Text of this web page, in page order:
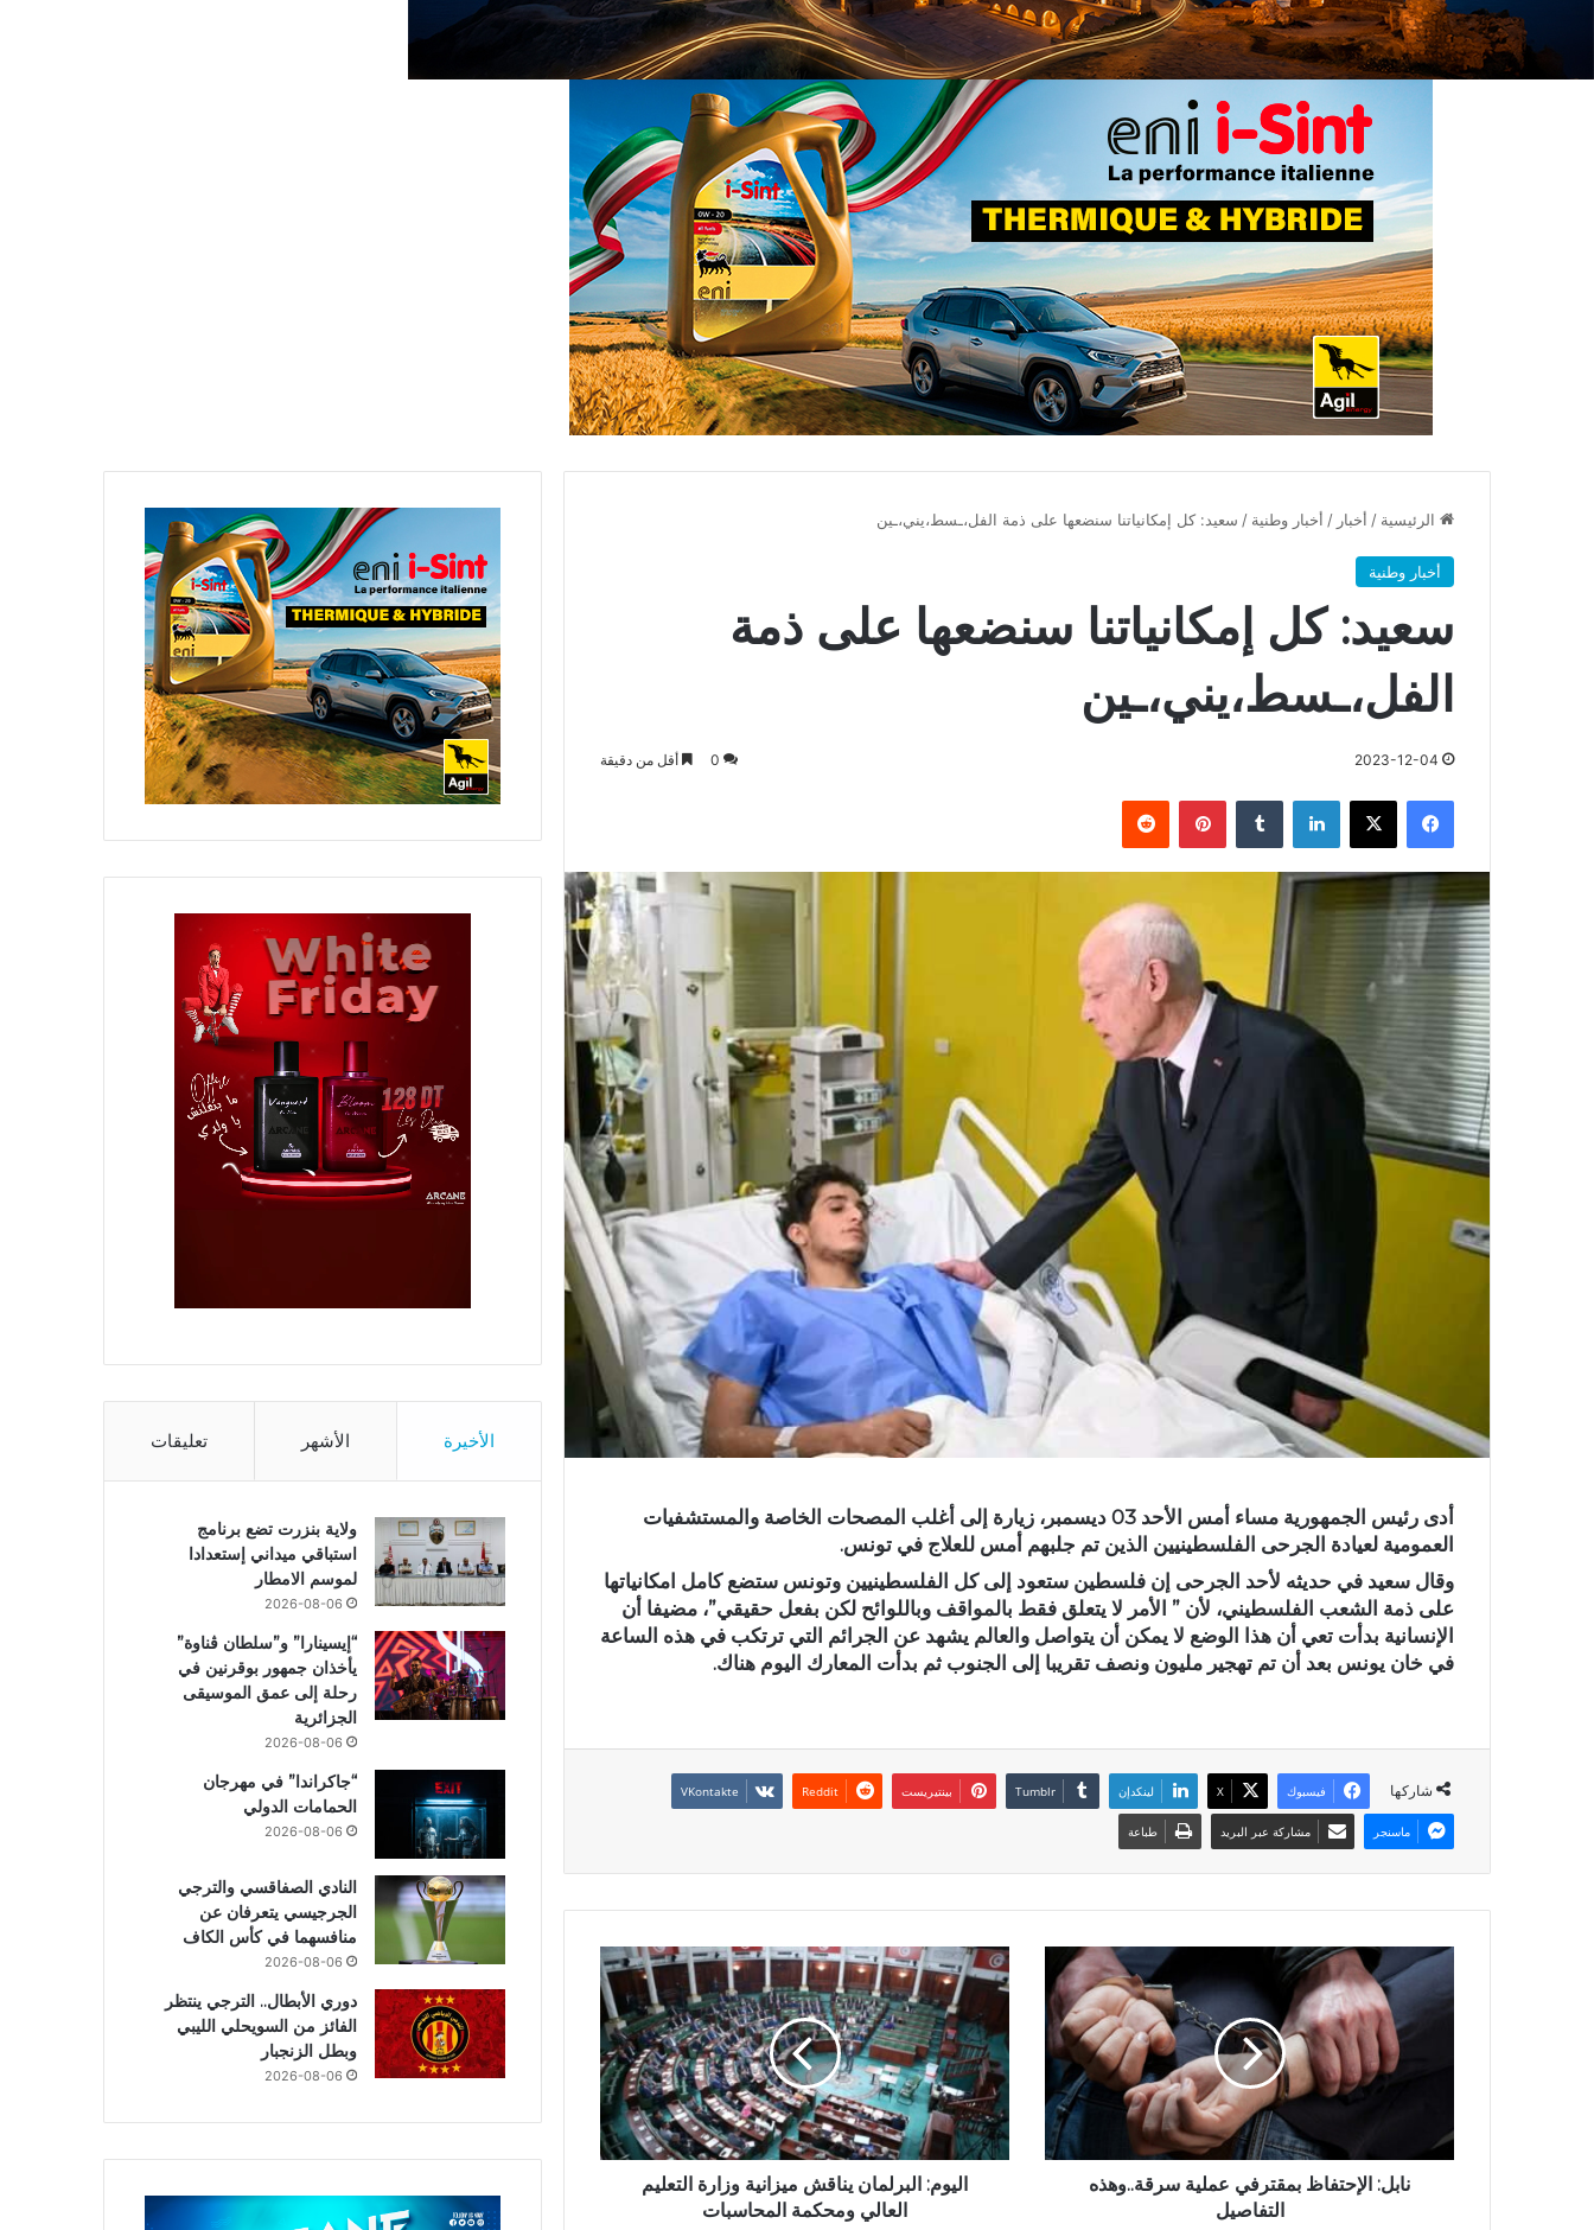
الرئيسية / أخبار / أخبار وطنية / سعيد: كل إمكانياتنا سنضعها على ذمة الفل،ـسط،يني،ـين
أخبار وطنية
سعيد: كل إمكانياتنا سنضعها على ذمة
الفل،ـسط،يني،ـين
2023-12-04
0 أقل من دقيقة
فيسبوك X لينكدإن بينتيريست
أدى رئيس الجمهورية مساء أمس الأحد 03 ديسمبر، زيارة إلى أغلب المصحات الخاصة والمستشفيات
العمومية لعيادة الجرحى الفلسطينيين الذين تم جلبهم أمس للعلاج في تونس.
وقال سعيد في حديثه لأحد الجرحى إن فلسطين ستعود إلى كل الفلسطينيين وتونس ستضع كامل امكانياتها
على ذمة الشعب الفلسطيني، لأن ” الأمر لا يتعلق فقط بالمواقف وباللوائح لكن بفعل حقيقي”، مضيفا أن
الإنسانية بدأت تعي أن هذا الوضع لا يمكن أن يتواصل والعالم يشهد عن الجرائم التي ترتكب في هذه الساعة
في خان يونس بعد أن تم تهجير مليون ونصف تقريبا إلى الجنوب ثم بدأت المعارك اليوم هناك.
شاركها فيسبوك X لينكدإن بينتيريست
ماسنجر مشاركة عبر البريد طباعة
نابل: الإحتفاظ بمقترفي عملية سرقة..وهذه
التفاصيل
اليوم: البرلمان يناقش ميزانية وزارة التعليم
العالي ومحكمة المحاسبات
الأخيرة الأشهر تعليقات
ولاية بنزرت تضع برنامج
استباقي ميداني إستعدادا
لموسم الامطار
2026-08-06
“إيسينارا” و”سلطان ڤناوة”
يأخذان جمهور بوقرنين في
رحلة إلى عمق الموسيقى
الجزائرية
2026-08-06
“جاكراندا” في مهرجان
الحمامات الدولي
2026-08-06
النادي الصفاقسي والترجي
الجرجيسي يتعرفان عن
منافسهما في كأس الكاف
2026-08-06
دوري الأبطال.. الترجي ينتظر
الفائز من السويحلي الليبي
وبطل الزنجبار
2026-08-06